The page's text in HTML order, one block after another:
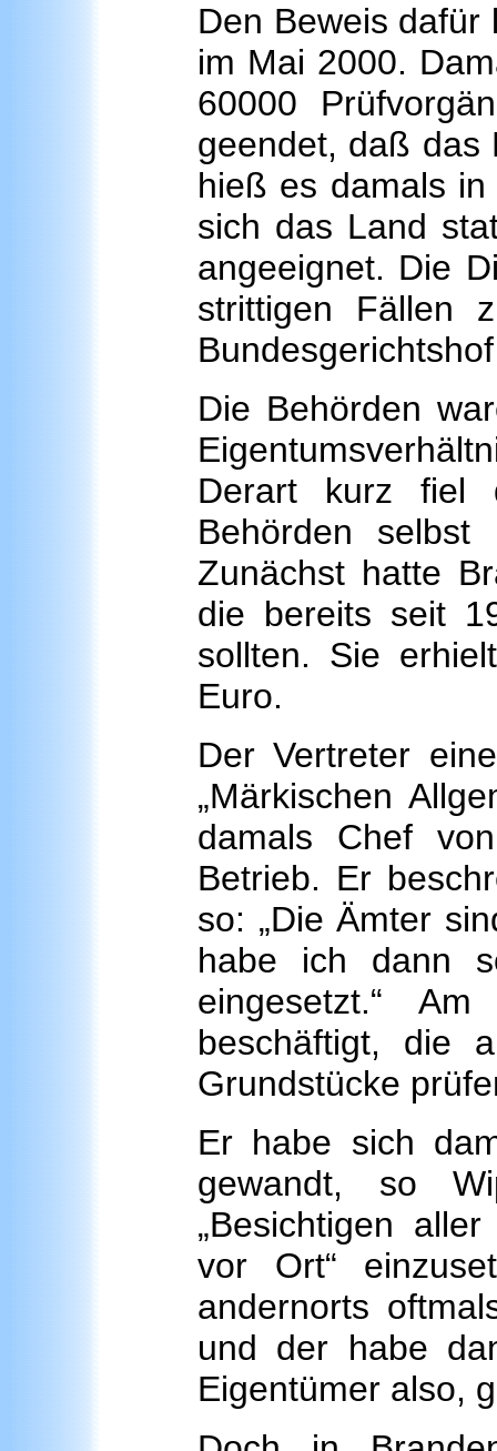
Den Beweis dafür
im Mai 2000.
60000
geendet, daß das
hieß es damals
sich das Land
angeeignet. Die
strittigen Fällen
Die Behörden
Derart kurz
Behörden
Zunächst hatte
die bereits seit
sollten. Sie
Euro.
Der Vertreter
„Märkischen
damals Chef
Betrieb. Er
so: „Die Ämter
habe ich dann
eingesetzt.“
beschäftigt, die
Grundstücke
Er habe sich
gewandt, so
„Besichtigen
vor Ort“
andernorts
und der habe
Eigentümer also,